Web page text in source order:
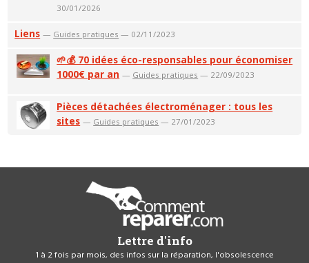
30/01/2026
Liens — Guides pratiques — 02/11/2023
🌱💰 70 idées éco-responsables pour économiser
1000€ par an — Guides pratiques — 22/09/2023
Pièces détachées électroménager : tous les
sites — Guides pratiques — 27/01/2023
Lettre d'info
1 à 2 fois par mois, des infos sur la réparation, l'obsolescence